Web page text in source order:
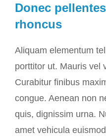
Donec
rhoncus
Aliquam elementum
porttitor ut. Mauris vel
Curabitur finibus
congue. Aenean non
quis, dignissim urna.
amet vehicula